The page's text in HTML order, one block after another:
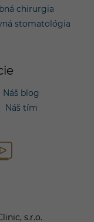
chirurgia
stomatológia
Náš blog
Náš tím
s.r.o.